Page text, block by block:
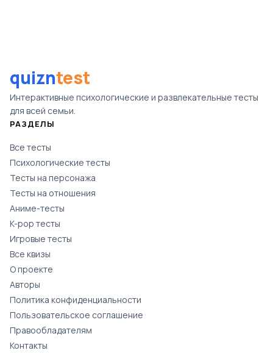
quizntest
Интерактивные психологические и развлекательные тесты
для всей семьи.
РАЗДЕЛЫ
Все тесты
Психологические тесты
Тесты на персонажа
Тесты на отношения
Аниме-тесты
K-pop тесты
Игровые тесты
Все квизы
О проекте
Авторы
Политика конфиденциальности
Пользовательское соглашение
Правообладателям
Контакты